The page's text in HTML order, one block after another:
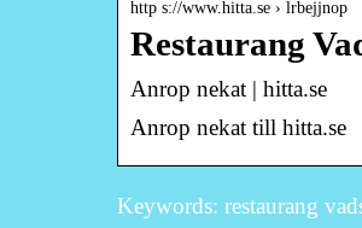
http s://www.hitta.se › lrbejjnop
Restaurang
Anrop nekat | hitta.se
Anrop nekat till hitta.se
Keywords: restaurang